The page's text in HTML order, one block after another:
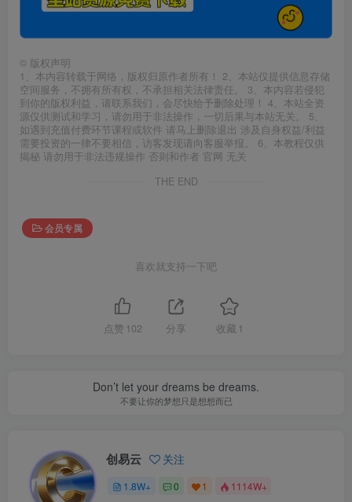
© 版权声明
1、本内容转载于网络，版权归原作者所有！ 2、本站仅提供信息存储
空间服务，不拥有所有权，不承担相关法律责任。 3、本内容若侵犯
到你的版权利益，请联系我们，会尽快给予删除处理！ 4、本站全资
源仅供测试和学习，请勿用于非法操作，一切后果与本站无关。 5、
如遇到充值付费环节课程或软件 请马上删除退出 涉及自身权益/利益
需要投资的一律不要相信，访客发现请向客服举报。 6、本教程仅供
揭秘 请勿用于非法违规操作 否则和作者 官网 无关
THE END
会员专属
喜欢就支持一下吧
点赞 102 分享 收藏 1
Don’t let your dreams be dreams.
不要让你的梦想只是想想而已
创易云 关注
1.8W+ 0 1 1114W+